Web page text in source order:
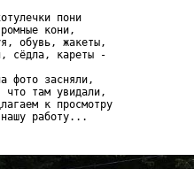
пони
кони,
обувь, жакеты,
сëдла, кареты -
фото засняли,
что там увидали,
к просмотру